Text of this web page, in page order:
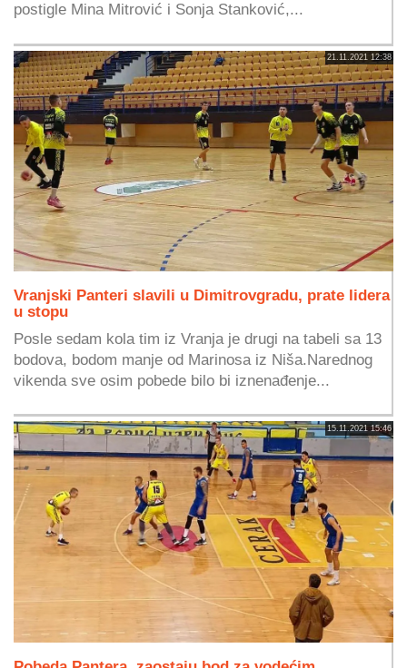
postigle Mina Mitrović i Sonja Stanković,...
21.11.2021 12:38
Vranjski Panteri slavili u Dimitrovgradu, prate lidera
u stopu
Posle sedam kola tim iz Vranja je drugi na tabeli sa 13
bodova, bodom manje od Marinosa iz Niša.Narednog
vikenda sve osim pobede bilo bi iznenađenje...
15.11.2021 15:46